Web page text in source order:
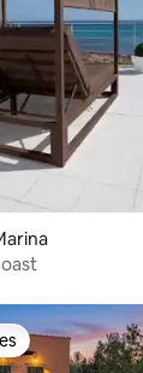
mais apreciados